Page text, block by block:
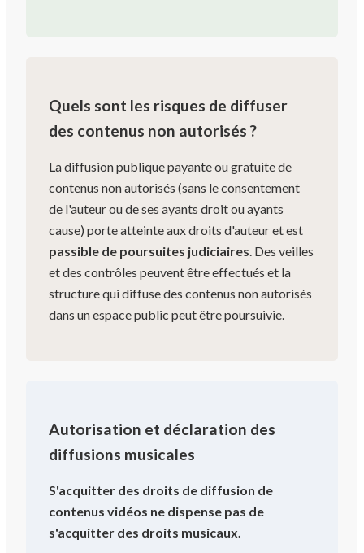
Quels sont les risques de diffuser
des contenus non autorisés ?
La diffusion publique payante ou gratuite de
contenus non autorisés (sans le consentement
de l'auteur ou de ses ayants droit ou ayants
cause) porte atteinte aux droits d'auteur et est
passible de poursuites judiciaires . Des veilles
et des contrôles peuvent être effectués et la
structure qui diffuse des contenus non autorisés
dans un espace public peut être poursuivie.
Autorisation et déclaration des
diffusions musicales
S'acquitter des droits de diffusion de
contenus vidéos ne dispense pas de
s'acquitter des droits musicaux.